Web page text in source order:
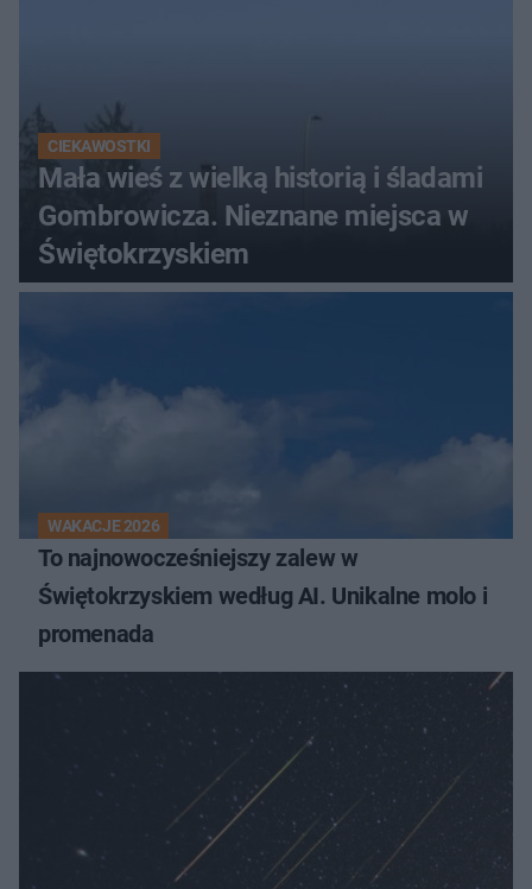
CIEKAWOSTKI
Mała wieś z wielką historią i śladami
Gombrowicza. Nieznane miejsca w
Świętokrzyskiem
WAKACJE 2026
To najnowocześniejszy zalew w
Świętokrzyskiem według AI. Unikalne molo i
promenada